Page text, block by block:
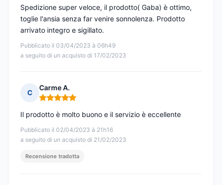
Pubblicato il 03/04/2023 à 06h49
a seguito di un acquisto di 17/02/2023
Spedizione super veloce, il prodotto( Gaba) è ottimo,
toglie l'ansia senza far venire sonnolenza. Prodotto
arrivato integro e sigillato.
C
Carme A.
Nota: 5 su 5
Pubblicato il 02/04/2023 à 21h16
a seguito di un acquisto di 21/02/2023
Il prodotto è molto buono e il servizio è eccellente
Recensione tradotta